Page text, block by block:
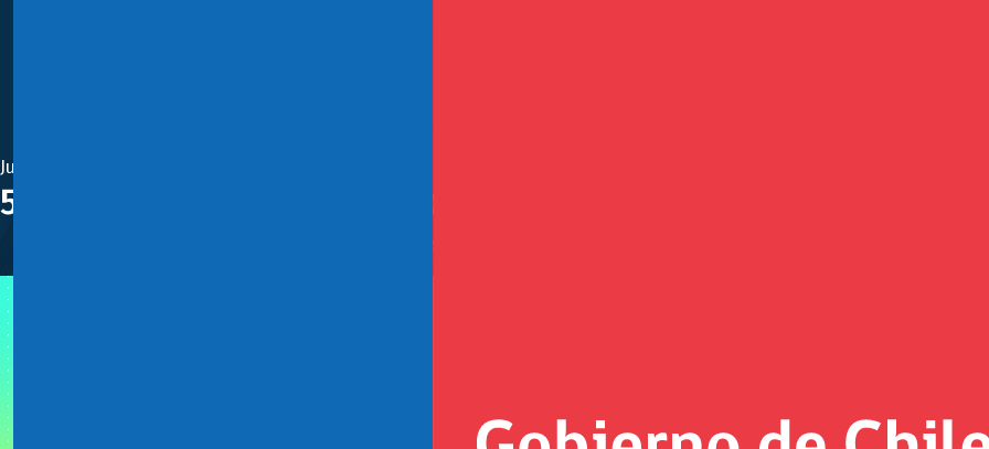
Junio 14, 2024
56 servicios nuevos participaran en la Quinta versión del